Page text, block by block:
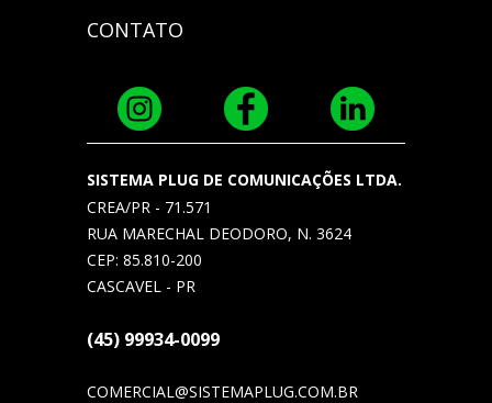
CONTATO
SISTEMA PLUG DE COMUNICAÇÕES LTDA.
CREA/PR - 71.571
RUA MARECHAL DEODORO, N. 3624
CEP: 85.810-200
CASCAVEL - PR
(45) 99934-0099
COMERCIAL@SISTEMAPLUG.COM.BR